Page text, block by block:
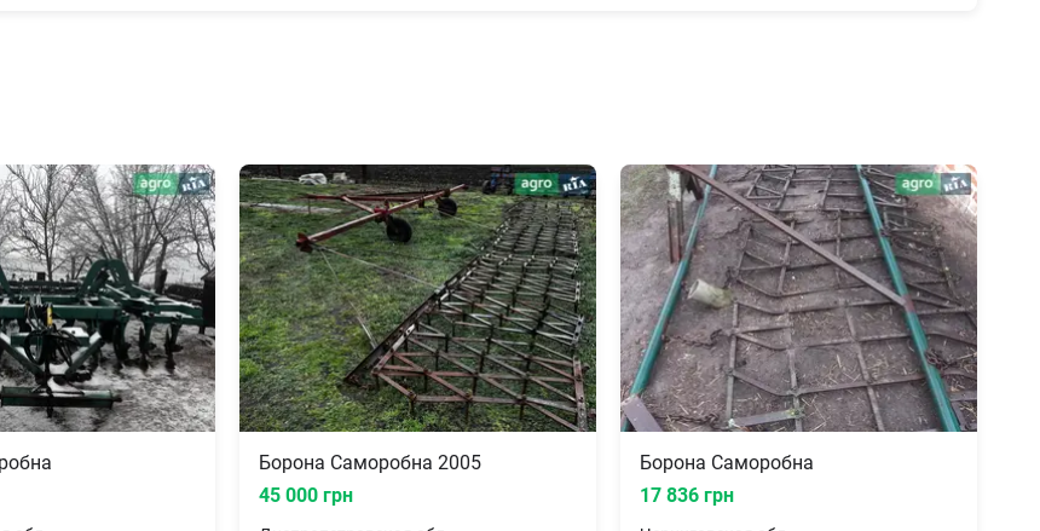
Борона Саморобна 2005
45 000 грн
Борона Саморобна
17 836 грн